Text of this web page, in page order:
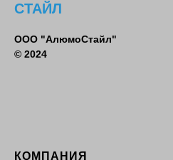
СТАЙЛ
ООО "АлюмоСтайл"
© 2024
КОМПАНИЯ